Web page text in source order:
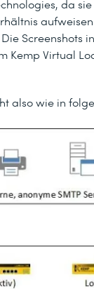
da
Screenshots
Kemp Virtual
also wie in